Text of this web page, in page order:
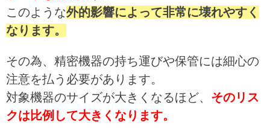
このような外的影響によって非常に壊れやすく
なります。
その為、精密機器の持ち運びや保管には細心の
注意を払う必要があります。
対象機器のサイズが大きくなるほど、 そのリス
クは比例して大きくなります。